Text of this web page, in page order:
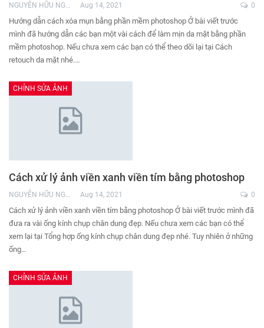
NGUYỄN HỮU NGHĨA Aug 14, 2021 0
Hướng dẫn cách xóa mụn bằng phần mềm photoshop Ở bài viết trước
mình đã hướng dẫn các bạn một vài cách để làm mịn da mặt bằng phần
mềm photoshop. Nếu chưa xem các bạn có thể theo dõi lại tại Cách
retouch da mặt nhé.…
CHỈNH SỬA ẢNH
Cách xử lý ảnh viền xanh viền tím bằng photoshop
NGUYỄN HỮU NGHĨA Aug 14, 2021 0
Cách xử lý ảnh viền xanh viền tím bằng photoshop Ở bài viết trước mình đã
đưa ra vài ống kính chụp chân dung đẹp. Nếu chưa xem các bạn có thể
xem lại tại Tổng hợp ống kính chụp chân dung đẹp nhé. Tuy nhiên ở những
ống…
CHỈNH SỬA ẢNH